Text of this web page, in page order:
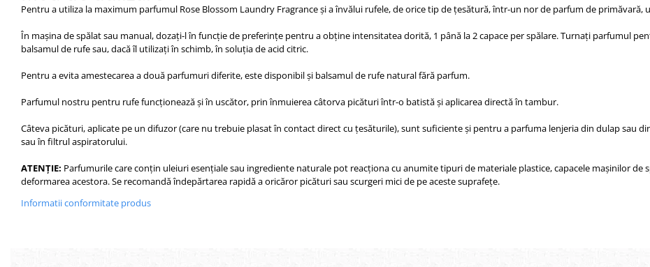
Pentru a utiliza la maximum parfumul Rose Blossom Laundry Fragrance și a învălui rufele, de orice tip de țesătură, într-un nor de parfum de
În mașina de spălat sau manual, dozați-l în funcție de preferințe pentru a obține intensitatea dorită, 1 până la 2 capace per spălare. Turnați parfumul
balsamul de rufe sau, dacă îl utilizați în schimb, în ​​soluția de acid citric.
Pentru a evita amestecarea a două parfumuri diferite, este disponibil și balsamul de rufe natural fără parfum.
Parfumul nostru pentru rufe funcționează și în uscător, prin înmuierea câtorva picături într-o batistă și aplicarea directă în tambur.
Câteva picături, aplicate pe un difuzor (care nu trebuie plasat în contact direct cu țesăturile), sunt suficiente și pentru a parfuma lenjeria din dulap sau
sau în filtrul aspiratorului.
ATENȚIE: Parfumurile care conțin uleiuri esențiale sau ingrediente naturale pot reacționa cu anumite tipuri de materiale plastice, capacele mașinilor de
deformarea acestora. Se recomandă îndepărtarea rapidă a oricăror picături sau scurgeri mici de pe aceste suprafețe.
Informatii conformitate produs